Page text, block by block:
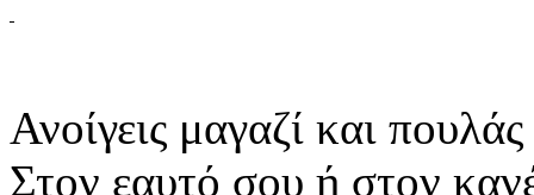
Ανοίγεις μαγαζί και
Στον εαυτό σου ή στον